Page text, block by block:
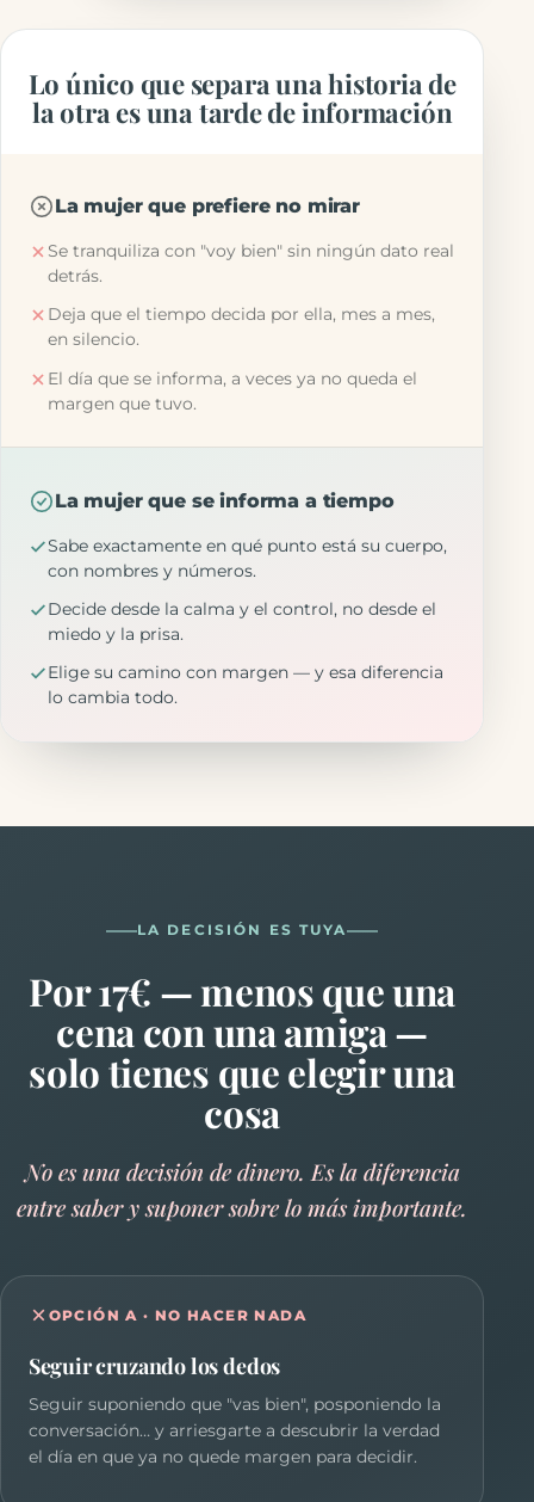
Lo único que separa una historia de
la otra es una tarde de información
La mujer que prefiere no mirar
Se tranquiliza con "voy bien" sin ningún dato real
detrás.
Deja que el tiempo decida por ella, mes a mes,
en silencio.
El día que se informa, a veces ya no queda el
margen que tuvo.
La mujer que se informa a tiempo
Sabe exactamente en qué punto está su cuerpo,
con nombres y números.
Decide desde la calma y el control, no desde el
miedo y la prisa.
Elige su camino con margen — y esa diferencia
lo cambia todo.
LA DECISIÓN ES TUYA
Por 17€ — menos que una
cena con una amiga —
solo tienes que elegir una
cosa
No es una decisión de dinero. Es la diferencia
entre saber y suponer sobre lo más importante.
OPCIÓN A · NO HACER NADA
Seguir cruzando los dedos
Seguir suponiendo que "vas bien", posponiendo la
conversación… y arriesgarte a descubrir la verdad
el día en que ya no quede margen para decidir.